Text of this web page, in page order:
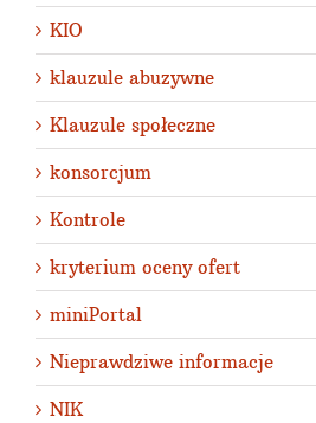
KIO
klauzule abuzywne
Klauzule społeczne
konsorcjum
Kontrole
kryterium oceny ofert
miniPortal
Nieprawdziwe informacje
NIK